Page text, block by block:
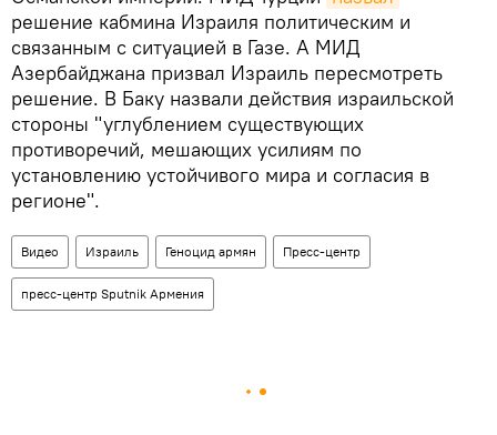
решение кабмина Израиля политическим и
связанным с ситуацией в Газе. А МИД
Азербайджана призвал Израиль пересмотреть
решение. В Баку назвали действия израильской
стороны "углублением существующих
противоречий, мешающих усилиям по
установлению устойчивого мира и согласия в
регионе".
Видео Израиль Геноцид армян Пресс-центр
пресс-центр Sputnik Армения